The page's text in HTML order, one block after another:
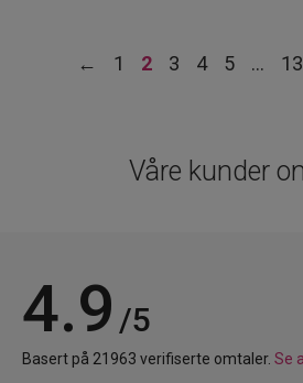
← 1 2 3 4 5 … 13
Våre kunder
4.9 /5
Basert på 21963 verifiserte omtaler. Se